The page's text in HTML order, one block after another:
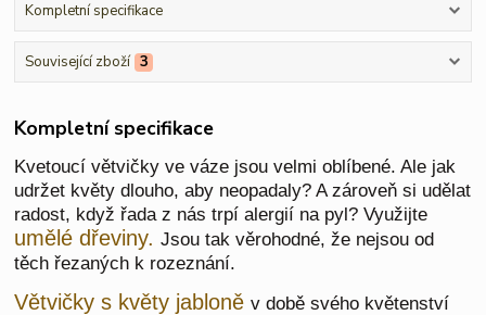
Kompletní specifikace
Související zboží 3
Kompletní specifikace
Kvetoucí větvičky ve váze jsou velmi oblíbené. Ale jak
udržet květy dlouho, aby neopadaly? A zároveň si udělat
radost, když řada z nás trpí alergií na pyl? Využijte
umělé dřeviny.Jsou tak věrohodné, že nejsou od
těch řezaných k rozeznání.
Větvičky s květy jabloněv době svého květenství